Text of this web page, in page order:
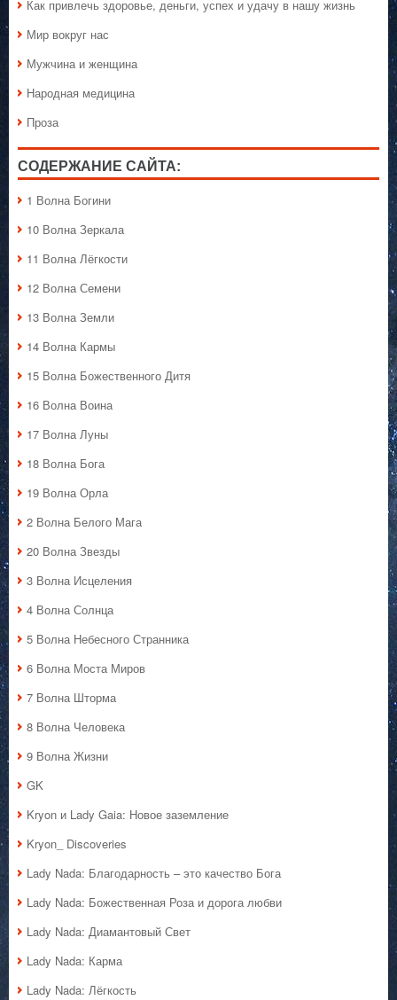
Как привлечь здоровье, деньги, успех и удачу в нашу жизнь
Мир вокруг нас
Мужчина и женщина
Народная медицина
Проза
СОДЕРЖАНИЕ САЙТА:
1 Волна Богини
10 Волна Зеркала
11 Волна Лёгкости
12 Волна Семени
13 Волна Земли
14 Волна Кармы
15 Волна Божественного Дитя
16 Волна Воина
17 Волна Луны
18 Волна Бога
19 Волна Орла
2 Волна Белого Мага
20 Волна Звезды
3 Волна Исцеления
4 Волна Солнца
5 Волна Небесного Странника
6 Волна Моста Миров
7 Волна Шторма
8 Волна Человека
9 Волна Жизни
GK
Kryon и Lady Gaia: Новое заземление
Kryon_ Discoveries
Lady Nada: Благодарность – это качество Бога
Lady Nada: Божественная Роза и дорога любви
Lady Nada: Диамантовый Свет
Lady Nada: Карма
Lady Nada: Лёгкость